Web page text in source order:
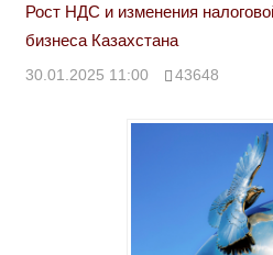
Рост НДС и изменения
бизнеса Казахстана
30.01.2025 11:00 43648